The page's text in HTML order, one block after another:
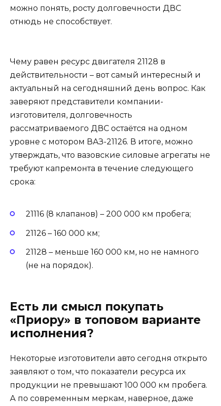
можно понять, росту долговечности ДВС
отнюдь не способствует.
Чему равен ресурс двигателя 21128 в
действительности – вот самый интересный и
актуальный на сегодняшний день вопрос. Как
заверяют представители компании-
изготовителя, долговечность
рассматриваемого ДВС остаётся на одном
уровне с мотором ВАЗ-21126. В итоге, можно
утверждать, что вазовские силовые агрегаты не
требуют капремонта в течение следующего
срока:
21116 (8 клапанов) – 200 000 км пробега;
21126 – 160 000 км;
21128 – меньше 160 000 км, но не намного
(не на порядок).
Есть ли смысл покупать
«Приору» в топовом варианте
исполнения?
Некоторые изготовители авто сегодня открыто
заявляют о том, что показатели ресурса их
продукции не превышают 100 000 км пробега.
А по современным меркам, наверное, даже